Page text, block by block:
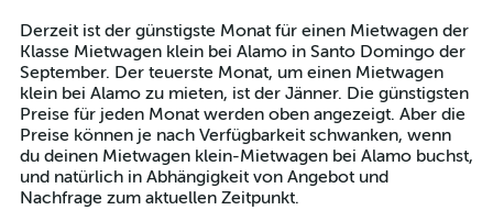
14
categories.
The
chart
has
1
Y
axis
displaying
values.
Derzeit ist der günstigste Monat für einen Mietwagen der
Klasse Mietwagen klein bei Alamo in Santo Domingo der
September. Der teuerste Monat, um einen Mietwagen
klein bei Alamo zu mieten, ist der Jänner. Die günstigsten
Preise für jeden Monat werden oben angezeigt. Aber die
Preise können je nach Verfügbarkeit schwanken, wenn
du deinen Mietwagen klein-Mietwagen bei Alamo buchst,
und natürlich in Abhängigkeit von Angebot und
Nachfrage zum aktuellen Zeitpunkt.